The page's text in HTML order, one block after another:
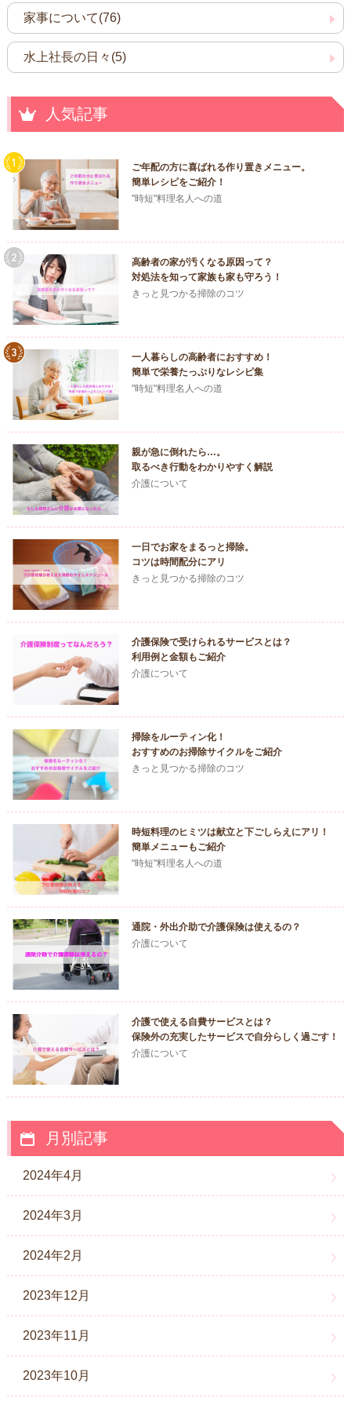
家事について(76)
水上社長の日々(5)
人気記事
ご年配の方に喜ばれる作り置きメニュー。
簡単レシピをご紹介！
"時短"料理名人への道
高齢者の家が汚くなる原因って？
対処法を知って家族も家も守ろう！
きっと見つかる掃除のコツ
一人暮らしの高齢者におすすめ！
簡単で栄養たっぷりなレシピ集
"時短"料理名人への道
親が急に倒れたら…。
取るべき行動をわかりやすく解説
介護について
一日でお家をまるっと掃除。
コツは時間配分にアリ
きっと見つかる掃除のコツ
介護保険で受けられるサービスとは？
利用例と金額もご紹介
介護について
掃除をルーティン化！
おすすめのお掃除サイクルをご紹介
きっと見つかる掃除のコツ
時短料理のヒミツは献立と下ごしらえにアリ！
簡単メニューもご紹介
"時短"料理名人への道
通院・外出介助で介護保険は使えるの？
介護について
介護で使える自費サービスとは？
保険外の充実したサービスで自分らしく過ごす！
介護について
月別記事
2024年4月
2024年3月
2024年2月
2023年12月
2023年11月
2023年10月